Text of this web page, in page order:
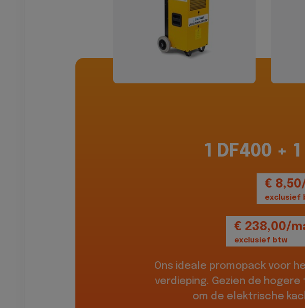
1 DF400 +
€
exclusief
€ 238,00/
exclusief btw
Ons ideale promopack voor
verdieping. Gezien de
om de elektrische